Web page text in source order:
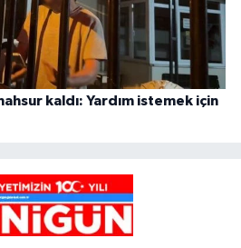
kaldı: Yardım istemek için